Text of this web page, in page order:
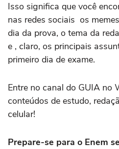
Isso significa que você
nas redes sociais os
dia da prova, o tema da
e , claro, os principais
primeiro dia de exame.
Entre no canal do GUIA no
conteúdos de estudo,
celular!
Prepare-se para o Enem